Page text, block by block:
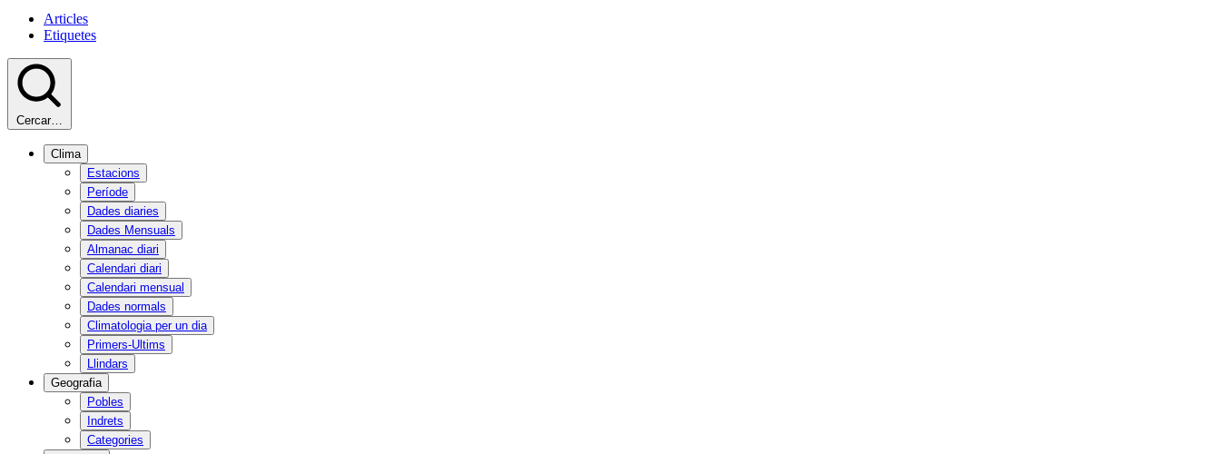
Articles
Etiquetes
Cercar…
Clima
Estacions
Període
Dades diaries
Dades Mensuals
Almanac diari
Calendari diari
Calendari mensual
Dades normals
Climatologia per un dia
Primers-Ultims
Llindars
Geografia
Pobles
Indrets
Categories